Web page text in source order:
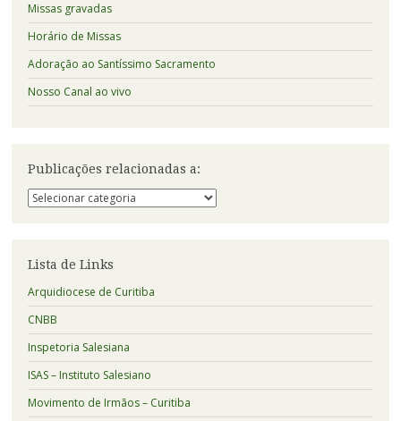
Missas gravadas
Horário de Missas
Adoração ao Santíssimo Sacramento
Nosso Canal ao vivo
Publicações relacionadas a:
Publicações
relacionadas
Lista de Links
Arquidiocese de Curitiba
CNBB
Inspetoria Salesiana
ISAS – Instituto Salesiano
Movimento de Irmãos – Curitiba